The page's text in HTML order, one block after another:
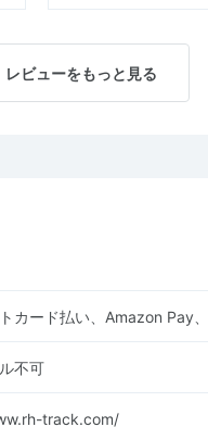
レビューをもっと見る
カード払い、Amazon Pay、
不可
track.com/